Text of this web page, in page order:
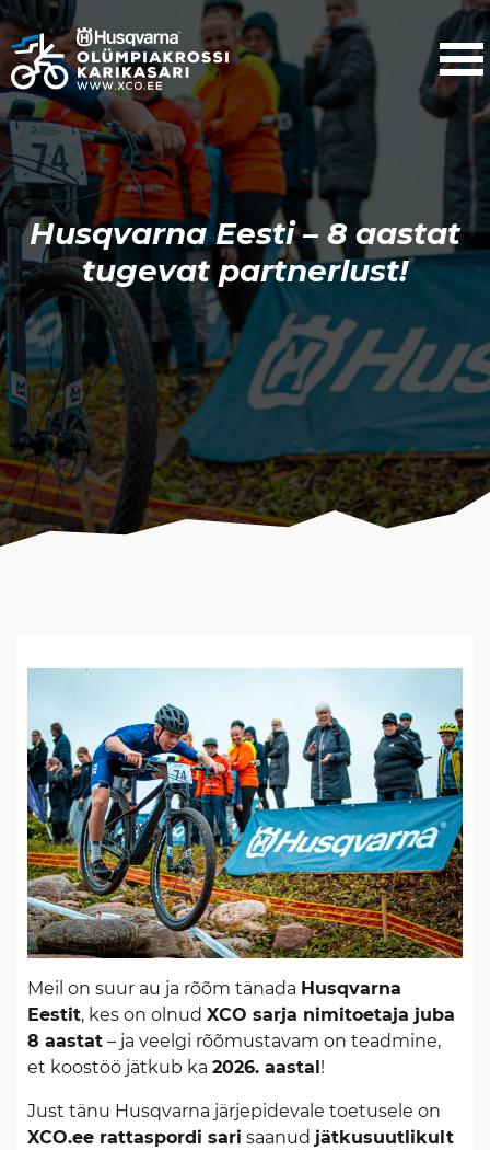
Husqvarna Eesti – 8 aastat
tugevat partnerlust!
Meil on suur au ja rõõm tänada Husqvarna
Eestit, kes on olnud XCO sarja nimitoetaja juba
8 aastat – ja veelgi rõõmustavam on teadmine,
et koostöö jätkub ka 2026. aastal !
Just tänu Husqvarna järjepidevale toetusele on
XCO.ee rattaspordi sari saanud jätkusuutlikult